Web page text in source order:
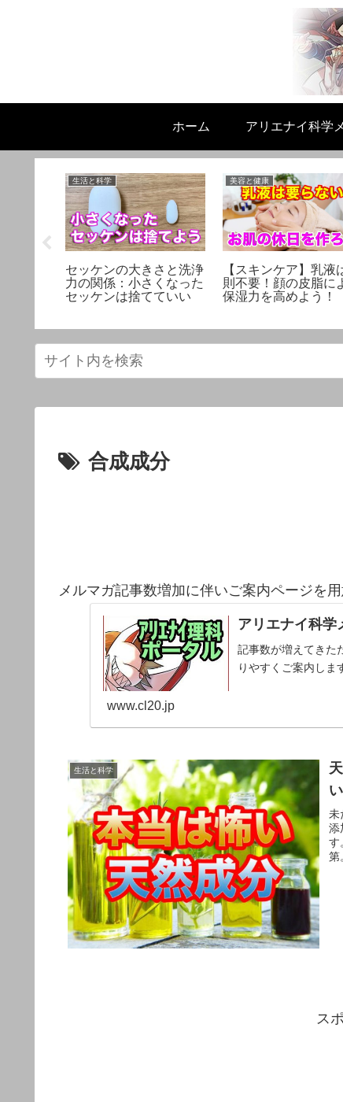
ホーム アリエナイ科学
生活と科学
セッケンの大きさと洗浄
力の関係：小さくなった
セッケンは捨てていい
美容と健康
【スキンケア】乳液
則不要！顔の皮脂に
保湿力を高めよう！
合成成分
メルマガ記事数増加に伴いご案内ページを用
アリエナイ科学
記事数が増えてきた
りやすくご案内しま
www.cl20.jp
生活と科学
未
添
す
第
ス